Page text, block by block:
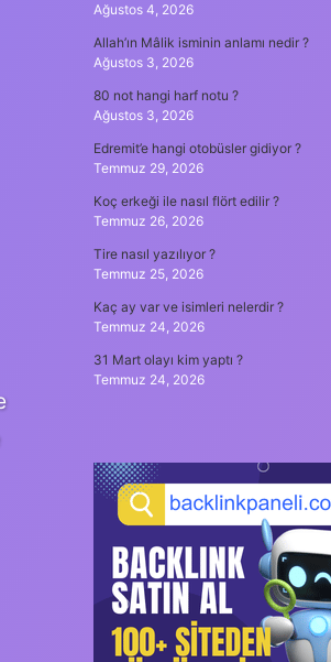
Ağustos 4, 2026
Allah’ın Mâlik isminin anlamı nedir ?
Ağustos 3, 2026
80 not hangi harf notu ?
Ağustos 3, 2026
Edremit’e hangi otobüsler gidiyor ?
Temmuz 29, 2026
Koç erkeği ile nasıl flört edilir ?
Temmuz 26, 2026
Tire nasıl yazılıyor ?
Temmuz 25, 2026
Kaç ay var ve isimleri nelerdir ?
Temmuz 24, 2026
31 Mart olayı kim yaptı ?
Temmuz 24, 2026